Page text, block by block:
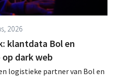
2026
klantdata Bol en
dark web
logistieke partner van Bol en